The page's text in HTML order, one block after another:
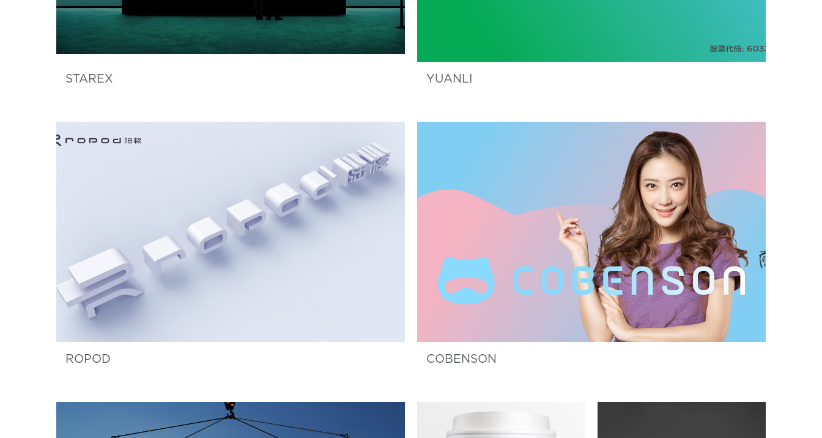
STAREX YUANLI
ROPOD COBENSON